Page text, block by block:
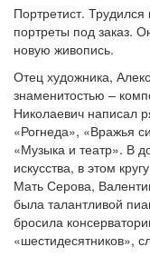
Портретист.
портреты под заказ.
новую живопись.
Отец художника,
знаменитостью –
Николаевич написал
«Рогнеда», «Вражья
«Музыка и театр». В
искусства, в этом
Мать Серова,
была талантливой
бросила
«шестидесятников»,